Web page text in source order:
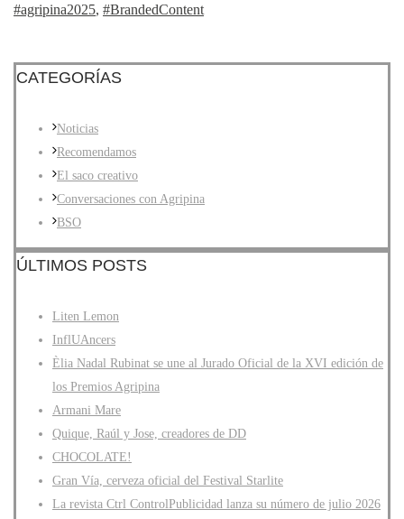
#agripina2025, #BrandedContent
CATEGORÍAS
Noticias
Recomendamos
El saco creativo
Conversaciones con Agripina
BSO
ÚLTIMOS POSTS
Liten Lemon
InflUAncers
Èlia Nadal Rubinat se une al Jurado Oficial de la XVI edición de
los Premios Agripina
Armani Mare
Quique, Raúl y Jose, creadores de DD
CHOCOLATE!
Gran Vía, cerveza oficial del Festival Starlite
La revista Ctrl ControlPublicidad lanza su número de julio 2026